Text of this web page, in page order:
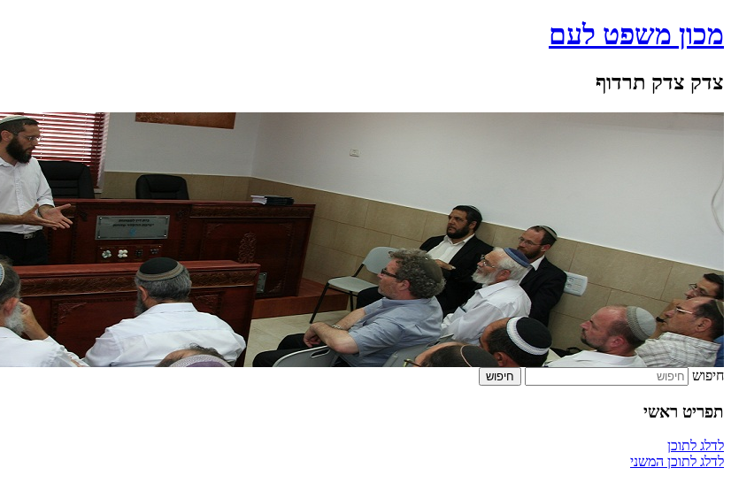
מכון משפט לעם
צדק צדק תרדוף
חיפוש
תפריט ראשי
לדלג לתוכן
לדלג לתוכן המשני